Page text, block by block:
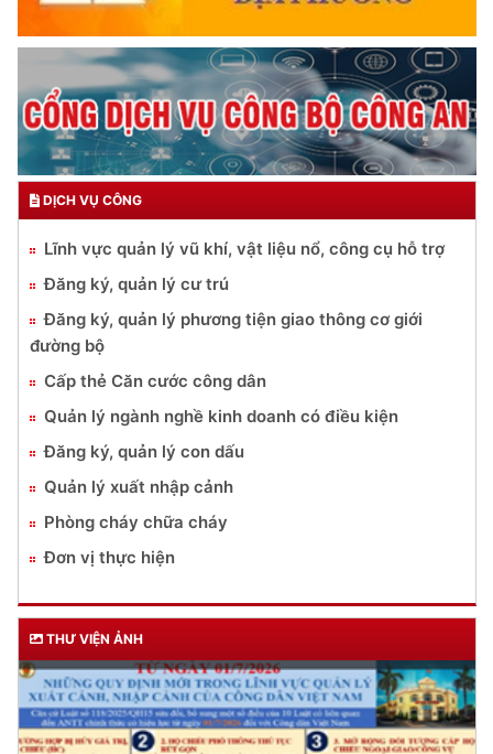
DỊCH VỤ CÔNG
Lĩnh vực quản lý vũ khí, vật liệu nổ, công cụ hỗ trợ
Đăng ký, quản lý cư trú
Đăng ký, quản lý phương tiện giao thông cơ giới
đường bộ
Cấp thẻ Căn cước công dân
Quản lý ngành nghề kinh doanh có điều kiện
Đăng ký, quản lý con dấu
Quản lý xuất nhập cảnh
Phòng cháy chữa cháy
Đơn vị thực hiện
THƯ VIỆN ẢNH